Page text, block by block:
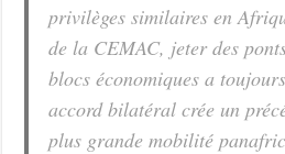
privilèges similaires en
de la CEMAC, jeter des
blocs économiques a
accord bilatéral crée un
plus grande mobilité